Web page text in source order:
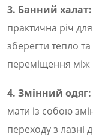
3. Банний халат:
практична річ
зберегти тепло
переміщення
4. Змінний одяг:
мати із собою
переходу з